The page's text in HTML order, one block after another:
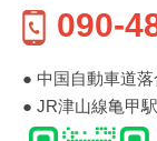
090-
● 中国自動車道
● JR津山線亀甲